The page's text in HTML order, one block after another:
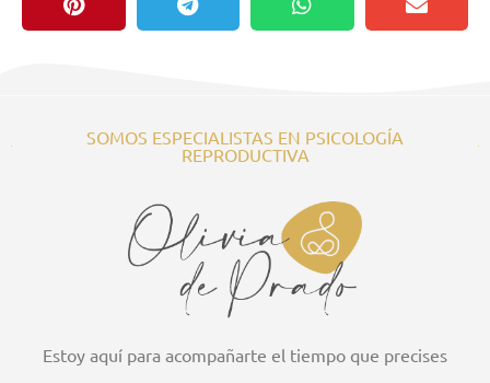
SOMOS ESPECIALISTAS EN PSICOLOGÍA
REPRODUCTIVA
Estoy aquí para acompañarte el tiempo que precises